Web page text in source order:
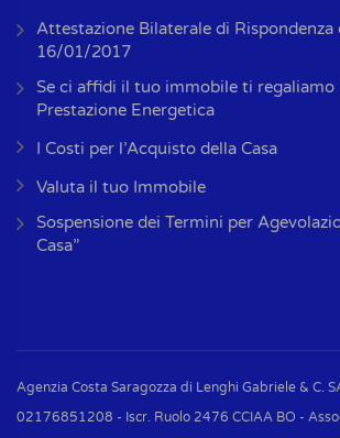
Attestazione Bilaterale di Rispondenza
16/01/2017
Se ci affidi il tuo immobile ti regaliamo
Prestazione Energetica
I Costi per l’Acquisto della Casa
Valuta il tuo Immobile
Sospensione dei Termini per
Casa”
Agenzia Costa Saragozza di Lenghi Gabriele & C.
02176851208 - Iscr. Ruolo 2476 CCIAA BO -